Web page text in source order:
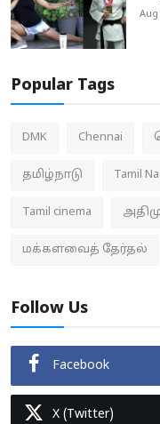
Aug
Popular Tags
DMK Chennai
தமிழ்நாடு Tamil
Tamil cinema
மக்களவைத் தேர்தல்
Follow Us
Facebook
X (Twitter)